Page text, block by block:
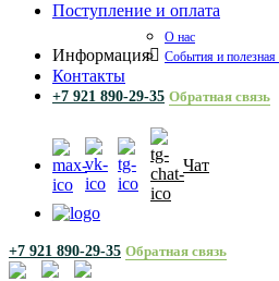
Поступление и оплата
Информация
О нас
События и
Контакты
+7 921 890-29-35 Обратная связь
Чат
+7 921 890-29-35 Обратная связь